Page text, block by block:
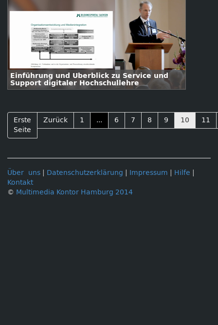
Einführung und Überblick zu Service und
Support digitaler Hochschullehre
Erste
Seite
Zurück 1 ... 6 7 8 9 10 11
Über uns Datenschutzerklärung Impressum Hilfe
Kontakt
© Multimedia Kontor Hamburg 2014